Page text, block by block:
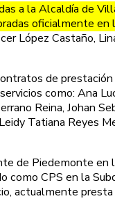
a la Alcaldía de
oficialmente en
López Castaño,
de
como: Ana
Reina, Johan
Tatiana Reyes
de Piedemonte
como CPS en la
actualmente